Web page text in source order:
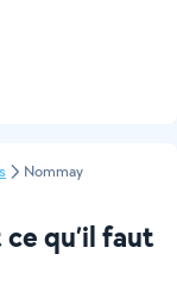
Nommay
qu’il faut